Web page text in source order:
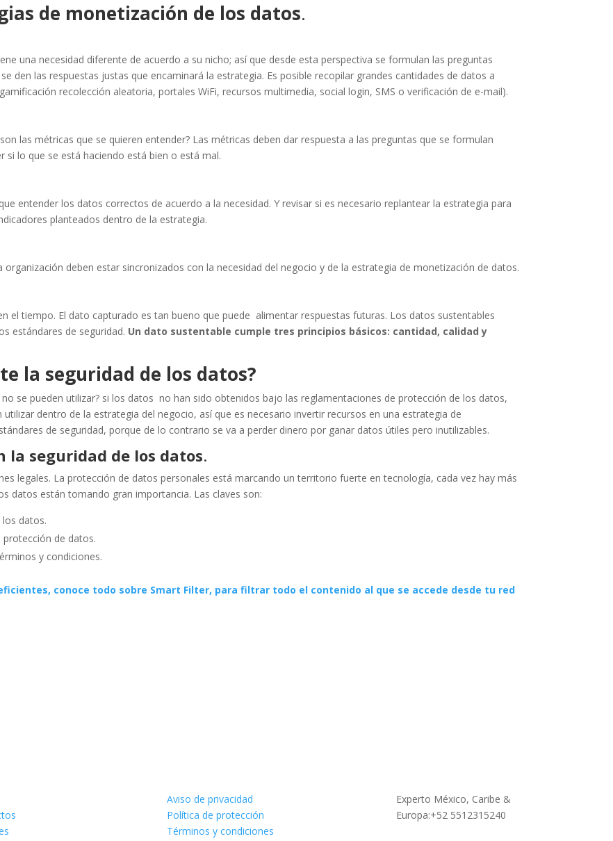
de monetización de los datos.
una necesidad diferente de acuerdo a su nicho; así que desde esta perspectiva se formulan las preguntas
den las respuestas justas que encaminará la estrategia. Es posible recopilar grandes cantidades de datos a
recolección aleatoria, portales WiFi, recursos multimedia, social login, SMS o verificación de e-mail).
las métricas que se quieren entender? Las métricas deben dar respuesta a las preguntas que se formulan
lo que se está haciendo está bien o está mal.
entender los datos correctos de acuerdo a la necesidad. Y revisar si es necesario replantear la estrategia para
planteados dentro de la estrategia.
deben estar sincronizados con la necesidad del negocio y de la estrategia de monetización de datos.
el tiempo. El dato capturado es tan bueno que puede alimentar respuestas futuras. Los datos sustentables
estándares de seguridad. Un dato sustentable cumple tres principios básicos: cantidad, calidad y
la seguridad de los datos?
se pueden utilizar? si los datos no han sido obtenidos bajo las reglamentaciones de protección de los datos,
dentro de la estrategia del negocio, así que es necesario invertir recursos en una estrategia de
de seguridad, porque de lo contrario se va a perder dinero por ganar datos útiles pero inutilizables.
la seguridad de los datos.
legales. La protección de datos personales está marcando un territorio fuerte en tecnología, cada vez hay más
datos están tomando gran importancia. Las claves son:
los datos.
protección de datos.
y condiciones.
conoce todo sobre Smart Filter, para filtrar todo el contenido al que se accede desde tu red
Aviso de privacidad
Política de protección
Términos y condiciones
Experto México, Caribe &
Europa:+52 5512315240